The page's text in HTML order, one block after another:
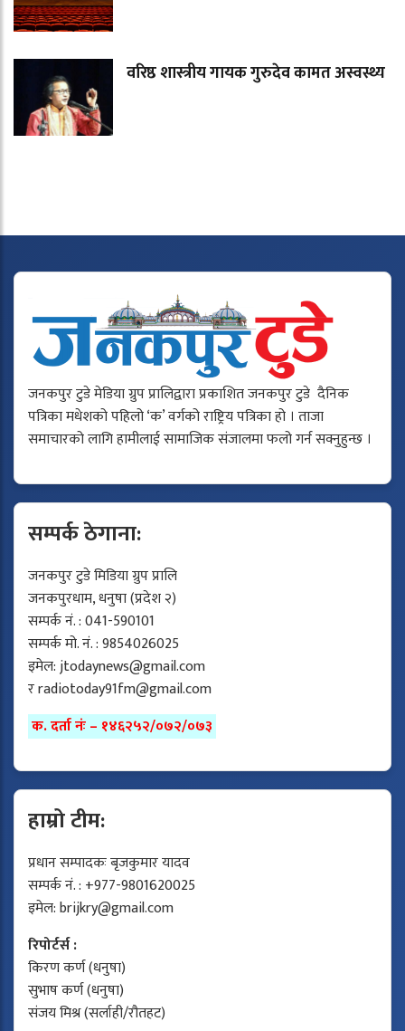
वरिष्ठ शास्त्रीय गायक गुरुदेव कामत अस्वस्थ्य
जनकपुर टुडे मेडिया ग्रुप प्रालिद्वारा प्रकाशित जनकपुर टुडे दैनिक
पत्रिका मधेशको पहिलो ‘क’ वर्गको राष्ट्रिय पत्रिका हो । ताजा
समाचारको लागि हामीलाई सामाजिक संजालमा फलो गर्न सक्नुहुन्छ ।
सम्पर्क ठेगाना:
जनकपुर टुडे मिडिया ग्रुप प्रालि
जनकपुरधाम, धनुषा (प्रदेश २)
सम्पर्क नं. : 041-590101
सम्पर्क मो. नं. : 9854026025
इमेल:jtodaynews@gmail.com
रradiotoday91fm@gmail.com
क. दर्ता नंः – १४६२५२/०७२/०७३
हाम्रो टीम:
प्रधान सम्पादकः बृजकुमार यादव
सम्पर्क नं. : +977-9801620025
इमेल:brijkry@gmail.com
रिपोर्टर्स :
किरण कर्ण (धनुषा)
सुभाष कर्ण (धनुषा)
संजय मिश्र (सर्लाही/रौतहट)